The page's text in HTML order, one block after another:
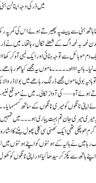
ہنی سے پیٹ پہ پھیرتے ہوئے اس کی کمر
لمحہ بہ لمحہ اگ کے شعلے نکال رہا تھا ۔ میں
سے توجہ ہٹائی اور ایک لمبی آه کر کها
ااااہ ۔ ۔ ۔ ۔ ۔ ماموں یہ مجھے کیا ھو رہا ھے
بولی ماموں مجھے ڈر لگ رہا ھے میں بولا
آہ – – – کی آواز نکالی۔ میں نے موقع
ٹانگوں کو میری ٹانگوں کے ساتھ
میری جان تم بہت پیاری ہو ۔ ۔ ۔ میں تمہیں
چکی تھی ایک نھنی سی کلی پھول بننے کا
میں نے ہانیہ کے ہونٹوں کو اپنے ہونٹوں میں
سے پکڑ کر سیدھا کیا اور اپنی ٹانگوں کو